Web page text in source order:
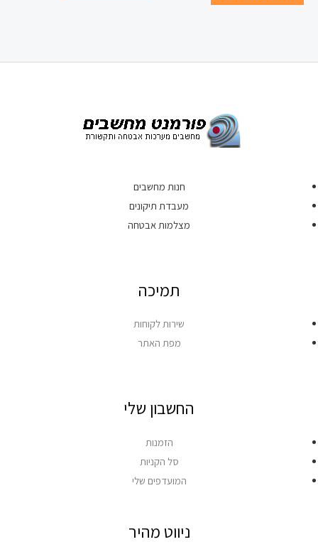
חנות מחשבים
מעבדת תיקונים
מצלמות אבטחה
תמיכה
שירות לקוחות
מפת האתר
החשבון שלי
הזמנות
סל הקניות
המועדפים שלי
ניווט מהיר